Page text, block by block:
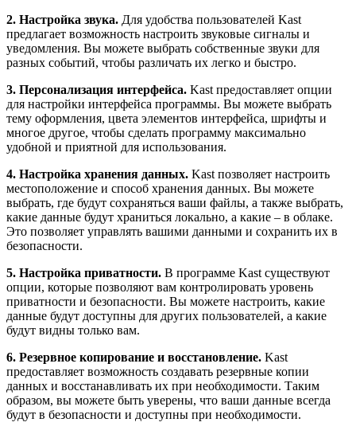
2. Настройка звука. Для удобства пользователей Kast
предлагает возможность настроить звуковые сигналы и
уведомления. Вы можете выбрать собственные звуки для
разных событий, чтобы различать их легко и быстро.
3. Персонализация интерфейса. Kast предоставляет опции
для настройки интерфейса программы. Вы можете выбрать
тему оформления, цвета элементов интерфейса, шрифты и
многое другое, чтобы сделать программу максимально
удобной и приятной для использования.
4. Настройка хранения данных. Kast позволяет настроить
местоположение и способ хранения данных. Вы можете
выбрать, где будут сохраняться ваши файлы, а также выбрать,
какие данные будут храниться локально, а какие – в облаке.
Это позволяет управлять вашими данными и сохранить их в
безопасности.
5. Настройка приватности. В программе Kast существуют
опции, которые позволяют вам контролировать уровень
приватности и безопасности. Вы можете настроить, какие
данные будут доступны для других пользователей, а какие
будут видны только вам.
6. Резервное копирование и восстановление. Kast
предоставляет возможность создавать резервные копии
данных и восстанавливать их при необходимости. Таким
образом, вы можете быть уверены, что ваши данные всегда
будут в безопасности и доступны при необходимости.